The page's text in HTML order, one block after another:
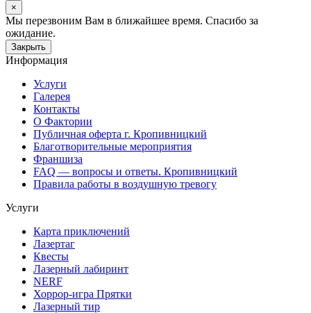
×
Мы перезвоним Вам в ближайшее время. Спасибо за
ожидание.
Закрыть
Информация
Услуги
Галерея
Контакты
О Фактории
Публичная оферта г. Кропивницкий
Благотворительные мероприятия
Франшиза
FAQ — вопросы и ответы. Кропивницкий
Правила работы в воздушную тревогу
Услуги
Карта приключений
Лазертаг
Квесты
Лазерный лабиринт
NERF
Хоррор-игра Прятки
Лазерный тир